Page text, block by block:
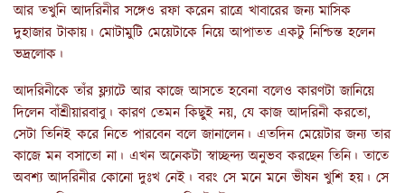
আর তখুনি আদরিনীর সঙ্গেও রফা করেন রাত্রে খাবারের জন্য মাসিক
দুহাজার টাকায়। মোটামুটি মেয়েটাকে নিয়ে আপাতত একটু নিশ্চিন্ত হলেন
ভদ্রলোক।
আদরিনীকে তাঁর ফ্ল্যাটে আর কাজে আসতে হবেনা বলেও কারণটা জানিয়ে
দিলেন বাঁশ্রীয়ারবাবু। কারণ তেমন কিছুই নয়, যে কাজ আদরিনী করতো,
সেটা তিনিই করে নিতে পারবেন বলে জানালেন। এতদিন মেয়েটার জন্য তার
কাজে মন বসাতো না। এখন অনেকটা স্বাচ্ছন্দ্য অনুভব করছেন তিনি। তাতে
অবশ্য আদরিনীর কোনো দুঃখ নেই। বরং সে মনে মনে ভীষন খুশি হয়। সে